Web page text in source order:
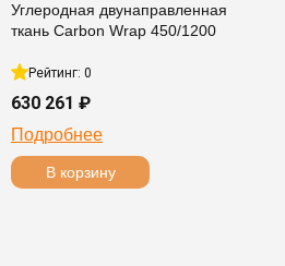
Углеродная двунаправленная
ткань Carbon Wrap 450/1200
Рейтинг: 0
630 261 ₽
Подробнее
В корзину